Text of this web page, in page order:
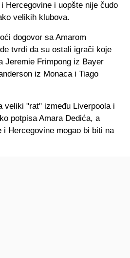
Hercegovine i uopšte nije čudo
velikih klubova.
dogovor sa Amarom
tvrdi da su ostali igrači koje
Jeremie Frimpong iz Bayer
iz Monaca i Tiago
veliki "rat" između Liverpoola i
potpisa Amara Dedića, a
i Hercegovine mogao bi biti na